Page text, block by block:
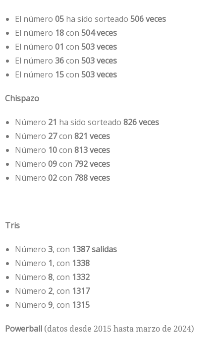
El número 05 ha sido sorteado 506 veces
El número 18con 504 veces
El número 01 con 503 veces
El número 36con 503 veces
El número 15con 503 veces
Chispazo
Número 21 ha sido sorteado 826 veces
Número 27con 821 veces
Número 10con 813 veces
Número 09con 792 veces
Número 02con 788 veces
Tris
Número 3, con 1387 salidas
Número 1, con 1338
Número 8, con 1332
Número 2, con 1317
Número 9, con 1315
Powerball (datos desde 2015 hasta marzo de 2024)